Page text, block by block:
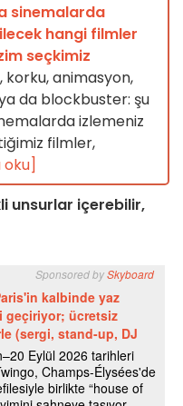
sinemalarda
hangi filmler
seçkimiz
korku, animasyon,
da blockbuster: şu
izlemeniz
filmler,
oku]
unsurlar içerebilir,